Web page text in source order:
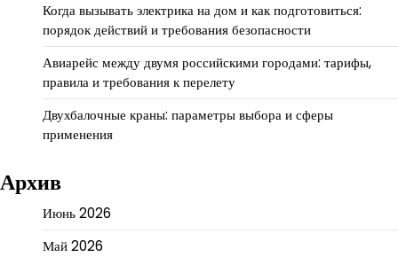
Когда вызывать электрика на дом и как подготовиться:
порядок действий и требования безопасности
Авиарейс между двумя российскими городами: тарифы,
правила и требования к перелету
Двухбалочные краны: параметры выбора и сферы
применения
Архив
Июнь 2026
Май 2026